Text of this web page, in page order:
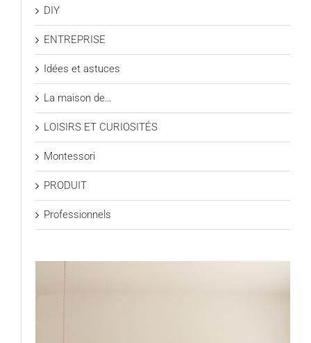
DIY
ENTREPRISE
Idées et astuces
La maison de…
LOISIRS ET CURIOSITÉS
Montessori
PRODUIT
Professionnels